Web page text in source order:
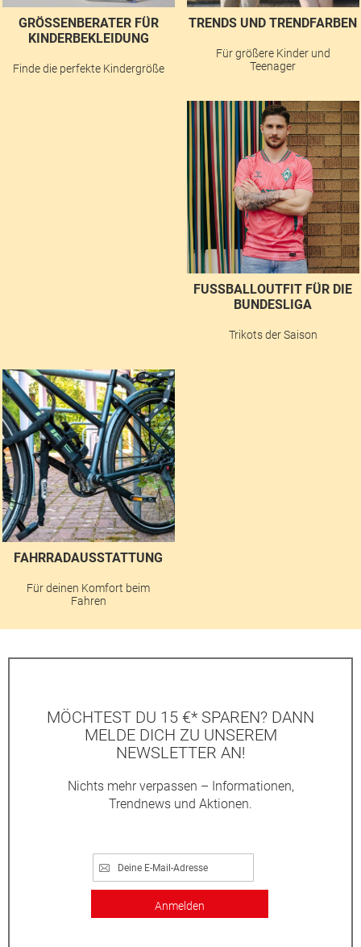
GRÖSSENBERATER FÜR K
INDERBEKLEIDUNG
Finde die perfekte Kindergröße
TRENDS UND TRENDFARBEN
Für größere Kinder und
Teenager
FUSSBALLOUTFIT FÜR DIE B
UNDESLIGA
Trikots der Saison
FAHRRADAUSSTATTUNG
Für deinen Komfort beim
Fahren
MÖCHTEST DU 15 €* SPAREN? DANN
MELDE DICH ZU UNSEREM
NEWSLETTER AN!
Nichts mehr verpassen – Informationen,
Trendnews und Aktionen.
Anmelden